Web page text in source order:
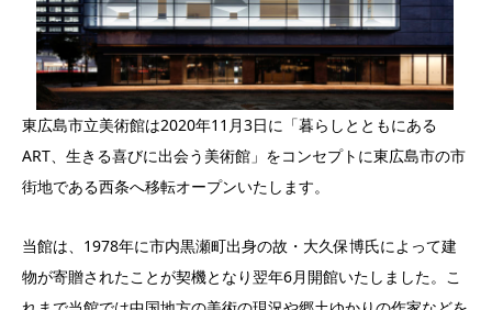
東広島市立美術館は2020年11月3日に「暮らしとともにある
ART、生きる喜びに出会う美術館」をコンセプトに東広島市の市
街地である西条へ移転オープンいたします。
当館は、1978年に市内黒瀬町出身の故・大久保博氏によって建
物が寄贈されたことが契機となり翌年6月開館いたしました。こ